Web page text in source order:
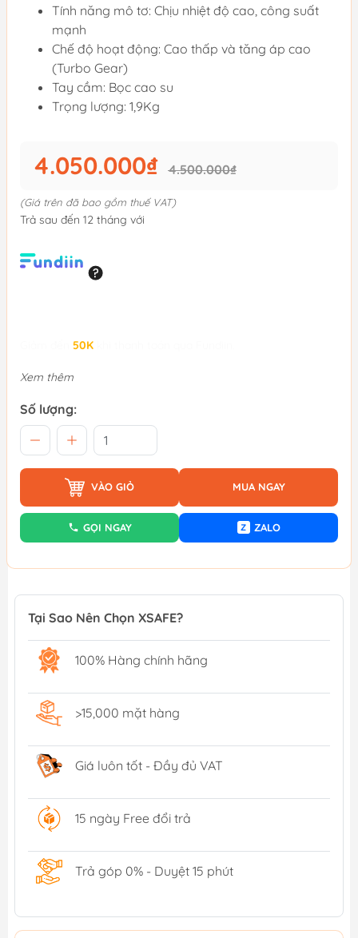
Tính năng mô tơ: Chịu nhiệt độ cao, công suất
mạnh
Chế độ hoạt động: Cao thấp và tăng áp cao
(Turbo Gear)
Tay cầm: Bọc cao su
Trọng lượng: 1,9Kg
4.050.000₫ 4.500.000₫
(Giá trên đã bao gồm thuế VAT)
Trả sau đến 12 tháng với
50K
Xem thêm
Số lượng:
VÀO GIỎ MUA NGAY
GỌI NGAY Z ZALO
Tại Sao Nên Chọn XSAFE?
100% Hàng chính hãng
>15,000 mặt hàng
Giá luôn tốt - Đầy đủ VAT
15 ngày Free đổi trả
Trả góp 0% - Duyệt 15 phút